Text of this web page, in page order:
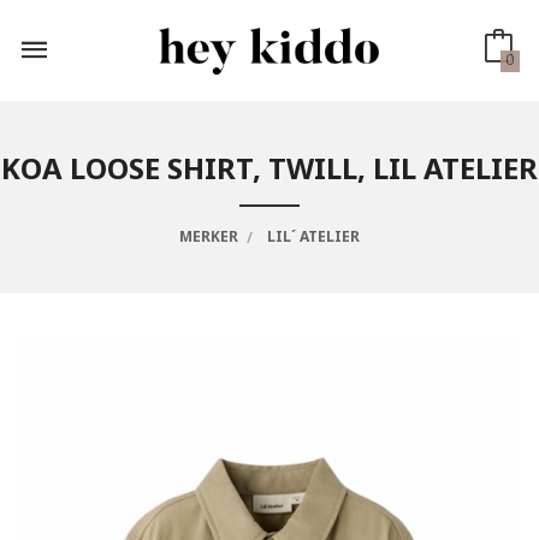
innholdet
0
KOA LOOSE SHIRT, TWILL, LIL ATELIER
MERKER LIL´ ATELIER